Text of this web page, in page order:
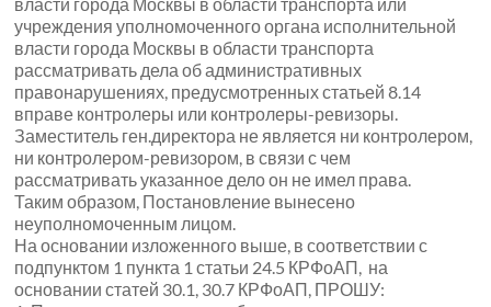
учреждения уполномоченного органа исполнительной
власти города Москвы в области транспорта
рассматривать дела об административных
правонарушениях, предусмотренных статьей 8.14
вправе контролеры или контролеры-ревизоры.
Заместитель ген.директора не является ни контролером,
ни контролером-ревизором, в связи с чем
рассматривать указанное дело он не имел права.
Таким образом, Постановление вынесено
неуполномоченным лицом.
На основании изложенного выше, в соответствии с
подпунктом 1 пункта 1 статьи 24.5 КРФоАП, на
основании статей 30.1, 30.7 КРФоАП, ПРОШУ: